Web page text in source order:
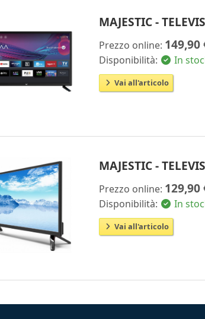
MAJESTIC -
Prezzo online: 149,90
Disponibilità: In
Vai all'articolo
MAJESTIC -
Prezzo online: 129,90
Disponibilità: In
Vai all'articolo